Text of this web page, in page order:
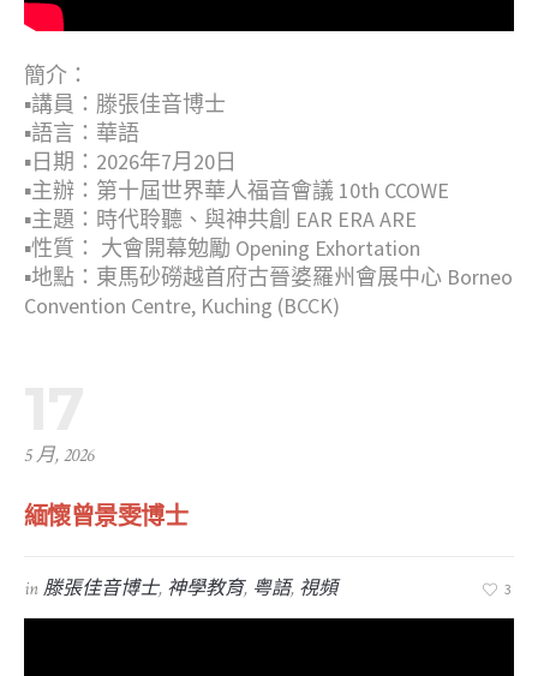
簡介：
▪︎講員：滕張佳音博士
▪︎語言：華語
▪︎日期：2026年7月20日
▪︎主辦：第十屆世界華人福音會議 10th CCOWE
▪︎主題：時代聆聽、與神共創 EAR ERA ARE
▪︎性質： 大會開幕勉勵 Opening Exhortation
▪︎地點：東馬砂磱越首府古晉婆羅州會展中心 Borneo
Convention Centre, Kuching (BCCK)
5 月, 2026
緬懷曾景雯博士
in滕張佳音博士, 神學教育, 粤語, 視頻 3